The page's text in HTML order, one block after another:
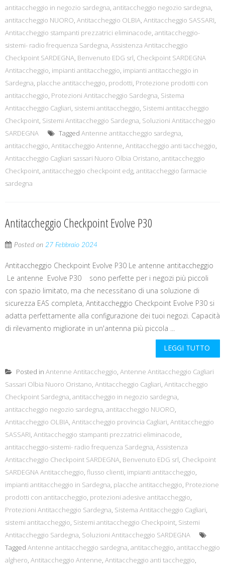
antitaccheggio in negozio sardegna, antitaccheggio negozio sardegna,
antitaccheggio NUORO, Antitaccheggio OLBIA, Antitaccheggio SASSARI,
Antitaccheggio stampanti prezzatrici eliminacode, antitaccheggio-
sistemi- radio frequenza Sardegna, Assistenza Antitaccheggio
Checkpoint SARDEGNA, Benvenuto EDG srl, Checkpoint SARDEGNA
Antitaccheggio, impianti antitaccheggio, impianti antitaccheggio in
Sardegna, placche antitaccheggio, prodotti, Protezione prodotti con
antitaccheggio, Protezioni Antitaccheggio Sardegna, Sistema
Antitaccheggio Cagliari, sistemi antitaccheggio, Sistemi antitaccheggio
Checkpoint, Sistemi Antitaccheggio Sardegna, Soluzioni Antitaccheggio
SARDEGNA
Tagged Antenne antitaccheggio sardegna,
antitaccheggio, Antitaccheggio Antenne, Antitaccheggio anti taccheggio,
Antitaccheggio Cagliari sassari Nuoro Olbia Oristano, antitaccheggio
Checkpoint, antitaccheggio checkpoint edg, antitaccheggio farmacie
sardegna
Antitaccheggio Checkpoint Evolve P30
Posted on 27 Febbraio 2024
Antitaccheggio Checkpoint Evolve P30 Le antenne antitaccheggio
Le antenne Evolve P30 sono perfette per i negozi più piccoli
con spazio limitato, ma che necessitano di una soluzione di
sicurezza EAS completa, Antitaccheggio Checkpoint Evolve P30 si
adatta perfettamente alla configurazione dei tuoi negozi. Capacità
di rilevamento migliorate in un'antenna più piccola ...
LEGGI TUTTO
Posted in Antenne Antitaccheggio, Antenne Antitaccheggio Cagliari
Sassari Olbia Nuoro Oristano, Antitaccheggio Cagliari, Antitaccheggio
Checkpoint Sardegna, antitaccheggio in negozio sardegna,
antitaccheggio negozio sardegna, antitaccheggio NUORO,
Antitaccheggio OLBIA, Antitaccheggio provincia Cagliari, Antitaccheggio
SASSARI, Antitaccheggio stampanti prezzatrici eliminacode,
antitaccheggio-sistemi- radio frequenza Sardegna, Assistenza
Antitaccheggio Checkpoint SARDEGNA, Benvenuto EDG srl, Checkpoint
SARDEGNA Antitaccheggio, flusso clienti, impianti antitaccheggio,
impianti antitaccheggio in Sardegna, placche antitaccheggio, Protezione
prodotti con antitaccheggio, protezioni adesive antitaccheggio,
Protezioni Antitaccheggio Sardegna, Sistema Antitaccheggio Cagliari,
sistemi antitaccheggio, Sistemi antitaccheggio Checkpoint, Sistemi
Antitaccheggio Sardegna, Soluzioni Antitaccheggio SARDEGNA
Tagged Antenne antitaccheggio sardegna, antitaccheggio, antitaccheggio
alghero, Antitaccheggio Antenne, Antitaccheggio anti taccheggio,